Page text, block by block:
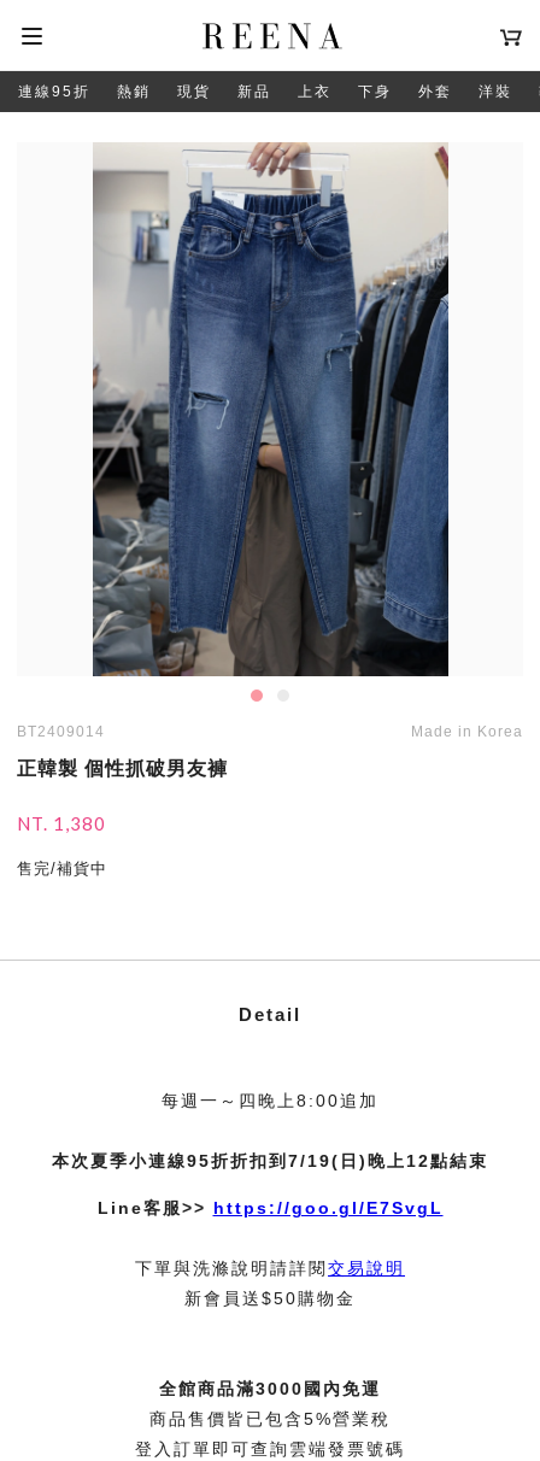
連線95折 熱銷 現貨 新品 上衣 下身 外套 洋裝
BT2409014 Made in Korea
正韓製 個性抓破男友褲
NT. 1,380
售完/補貨中
Detail
每週一～四晚上8:00追加
本次夏季小連線95折折扣到7/19(日)晚上12點結束
Line客服>> https://goo.gl/E7SvgL
下單與洗滌說明請詳閱交易說明
新會員送$50購物金
全館商品滿3000國內免運
商品售價皆已包含5%營業稅
登入訂單即可查詢雲端發票號碼